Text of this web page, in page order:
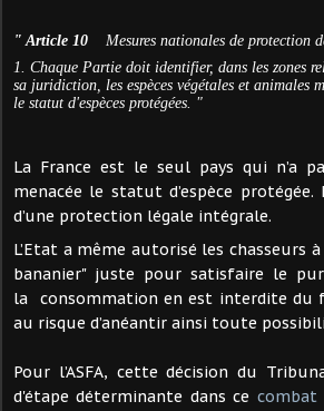
" Article 10 Mesures nationales de protection
1. Chaque Partie doit identifier, dans les zones
sa juridiction, les espèces végétales et animales
le statut d'espèces protégées. "
La France est le seul pays qui n’a
menacée le statut d’espèce
d’une protection légale intégrale.
L’Etat a même autorisé les chasseurs
bananier" juste pour satisfaire le
la consommation en est interdite du
au risque d’anéantir ainsi toute
Pour l’ASFA, cette décision du
d'étape déterminante dans ce combat